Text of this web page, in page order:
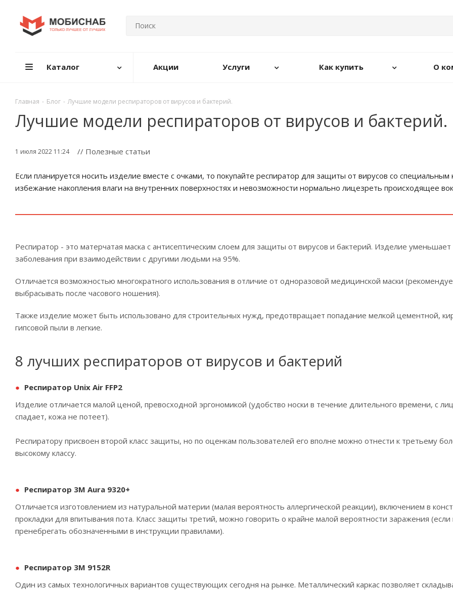
Каталог Акции Услуги Как купить О
Главная - Блог - Лучшие модели респираторов от вирусов и бактерий.
Лучшие модели респираторов от вирусов и бактерий.
1 июля 2022 11:24 // Полезные статьи
Если планируется носить изделие вместе с очками, то покупайте респиратор для защиты от вирусов со специальным
избежание накопления влаги на внутренних поверхностях и невозможности нормально лицезреть происходящее
Респиратор - это матерчатая маска с антисептическим слоем для защиты от вирусов и бактерий. Изделие уменьшает
заболевания при взаимодействии с другими людьми на 95%.
Отличается возможностью многократного использования в отличие от одноразовой медицинской маски
выбрасывать после часового ношения).
Также изделие может быть использовано для строительных нужд, предотвращает попадание мелкой цементной,
гипсовой пыли в легкие.
8 лучших респираторов от вирусов и бактерий
Респиратор Unix Air FFP2
Изделие отличается малой ценой, превосходной эргономикой (удобство носки в течение длительного времени, с
спадает, кожа не потеет).
Респиратору присвоен второй класс защиты, но по оценкам пользователей его вполне можно отнести к третьему
высокому классу.
Респиратор 3М Aura 9320+
Отличается изготовлением из натуральной материи (малая вероятность аллергической реакции), включением в
прокладки для впитывания пота. Класс защиты третий, можно говорить о крайне малой вероятности заражения (если
пренебрегать обозначенными в инструкции правилами).
Респиратор 3M 9152R
Один из самых технологичных вариантов существующих сегодня на рынке. Металлический каркас позволяет